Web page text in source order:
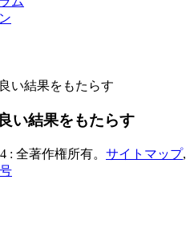
い結果をもたらす
: 全著作権所有。 サイトマップ,